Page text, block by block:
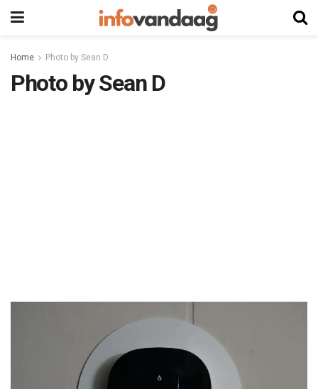
Home Photo by Sean D
Photo by Sean D